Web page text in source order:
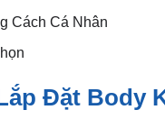
Cách Cá Nhân
Đặt Body